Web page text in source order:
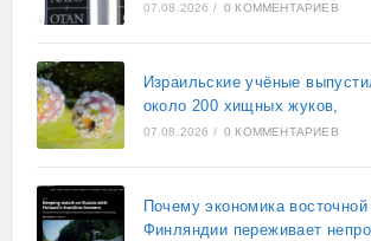
07.08.2026 / 0 КОММЕНТАРИЕВ
Израильские учёные
около 200 хищных жуков,
07.08.2026 / 0 КОММЕНТАРИЕВ
Почему экономика восточной
Финляндии переживает